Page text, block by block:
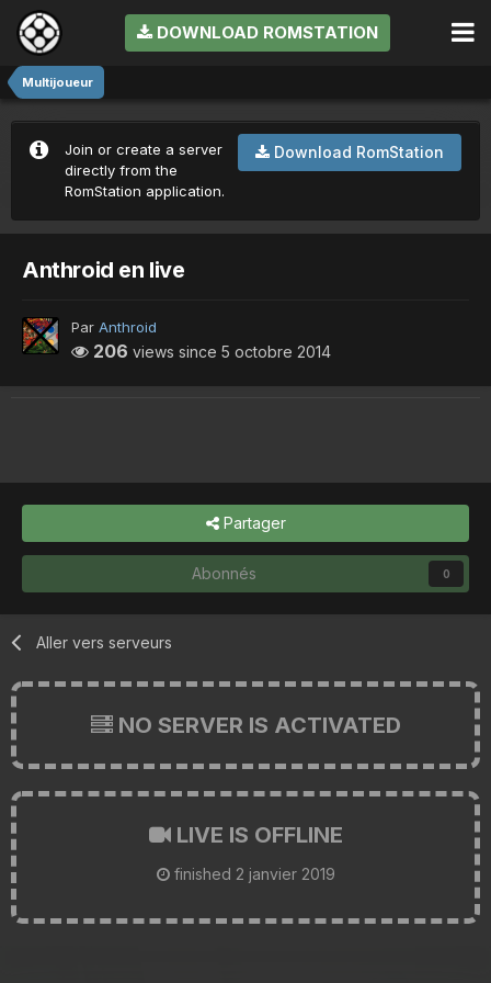
DOWNLOAD ROMSTATION
Multijoueur
Download RomStation
Join or create a server
directly from the
RomStation application.
Anthroid en live
Par Anthroid
206 views since 5 octobre 2014
Partager
Abonnés 0
Aller vers serveurs
NO SERVER IS ACTIVATED
LIVE IS OFFLINE
finished 2 janvier 2019